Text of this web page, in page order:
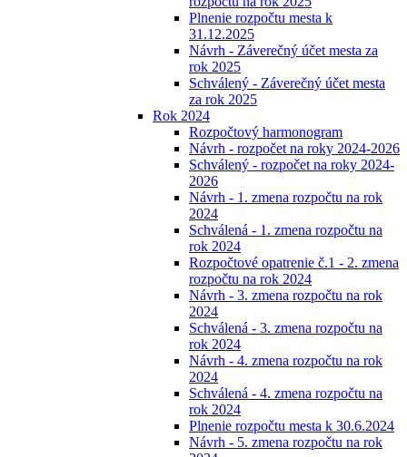
Plnenie rozpočtu mesta k
31.12.2025
Návrh - Záverečný účet mesta za
rok 2025
Schválený - Záverečný účet mesta
za rok 2025
Rok 2024
Rozpočtový harmonogram
Návrh - rozpočet na roky 2024-2026
Schválený - rozpočet na roky 2024-
2026
Návrh - 1. zmena rozpočtu na rok
2024
Schválená - 1. zmena rozpočtu na
rok 2024
Rozpočtové opatrenie č.1 - 2. zmena
rozpočtu na rok 2024
Návrh - 3. zmena rozpočtu na rok
2024
Schválená - 3. zmena rozpočtu na
rok 2024
Návrh - 4. zmena rozpočtu na rok
2024
Schválená - 4. zmena rozpočtu na
rok 2024
Plnenie rozpočtu mesta k 30.6.2024
Návrh - 5. zmena rozpočtu na rok